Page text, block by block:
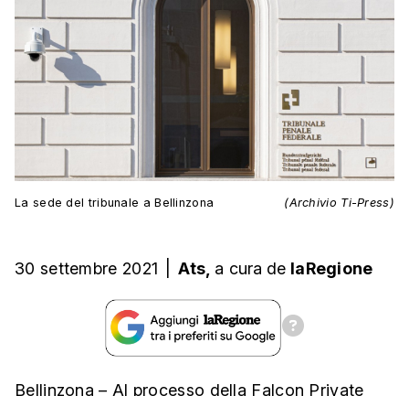
La sede del tribunale a Bellinzona (Archivio Ti-Press)
30 settembre 2021 Ats, a cura de laRegione
Bellinzona – Al processo della Falcon Private